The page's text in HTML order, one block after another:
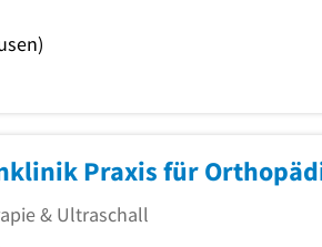
& Ultraschall